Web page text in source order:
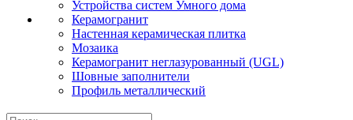
Устройства систем Умного дома
Керамогранит
Настенная керамическая плитка
Мозаика
Керамогранит неглазурованный (UGL)
Шовные заполнители
Профиль металлический